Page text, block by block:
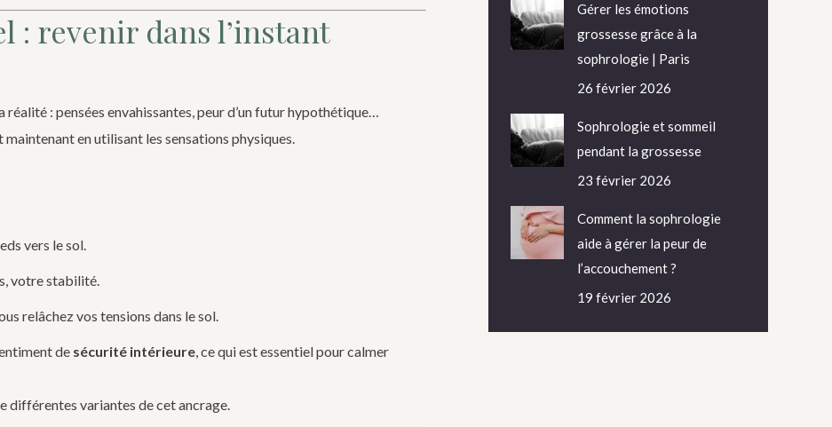
: revenir dans l’instant
réalité : pensées envahissantes, peur d’un futur hypothétique…
maintenant en utilisant les sensations physiques.
vers le sol.
votre stabilité.
relâchez vos tensions dans le sol.
de sécurité intérieure, ce qui est essentiel pour calmer
différentes variantes de cet ancrage.
Gérer les émotions
grossesse grâce à la
sophrologie | Paris
26 février 2026
Sophrologie et sommeil
pendant la grossesse
23 février 2026
Comment la sophrologie
aide à gérer la peur de
l’accouchement ?
19 février 2026